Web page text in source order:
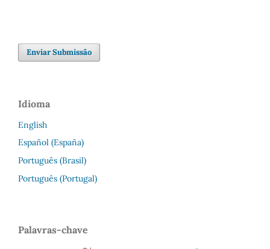
Enviar Submissão
Idioma
English
Español (España)
Português (Brasil)
Português (Portugal)
Palavras-chave